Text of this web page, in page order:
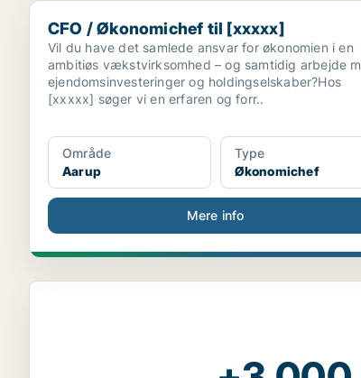
CFO / Økonomichef til [xxxxx]
CFO / Økonomichef til [xxxxx]
Vil du have det samlede ansvar for økonomien i en
ambitiøs vækstvirksomhed – og samtidig arbejde
ejendomsinvesteringer og holdingselskaber?Hos
[xxxxx] søger vi en erfaren og forr..
Område
Aarup
Type
Økonomichef
Mere info